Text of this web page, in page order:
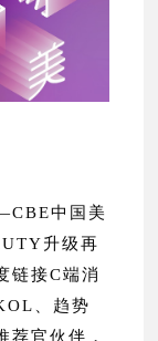
中国美
升级再
链接C端消
、趋势
荐官伙伴，